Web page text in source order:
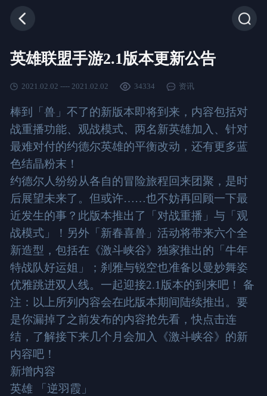
英雄联盟手游2.1版本更新公告
2021.02.02 ---- 2021.02.02 34334 资讯
棒到「兽」不了的新版本即将到来，内容包括对
战重播功能、观战模式、两名新英雄加入、针对
最难对付的约德尔英雄的平衡改动，还有更多蓝
色结晶粉末！
约德尔人纷纷从各自的冒险旅程回来团聚，是时
后展望未来了。但或许……也不妨再回顾一下最
近发生的事？此版本推出了「对战重播」与「观
战模式」！另外「新春喜兽」活动将带来六个全
新造型，包括在《激斗峡谷》独家推出的「牛年
特战队好运姐」；刹雅与锐空也准备以曼妙舞姿
优雅跳进双人线。一起迎接2.1版本的到来吧！ 备
注：以上所列内容会在此版本期间陆续推出。要
是你漏掉了之前发布的内容抢先看，快点击连
结，了解接下来几个月会加入《激斗峡谷》的新
内容吧！
新增内容
英雄 「逆羽霞」